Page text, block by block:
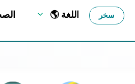
💊 🌎 اللغة سخر